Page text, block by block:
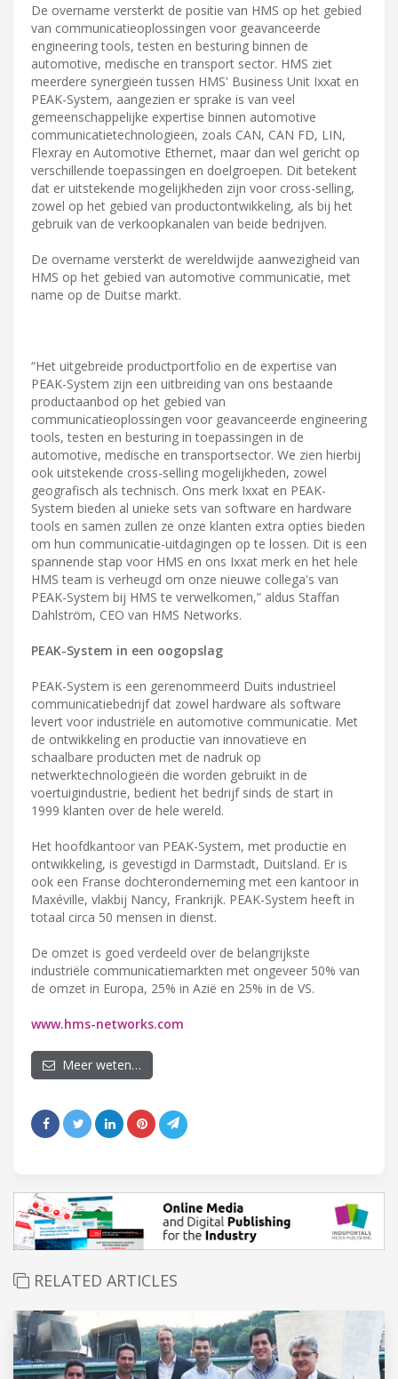
De overname versterkt de positie van HMS op het gebied
van communicatieoplossingen voor geavanceerde
engineering tools, testen en besturing binnen de
automotive, medische en transport sector. HMS ziet
meerdere synergieën tussen HMS' Business Unit Ixxat en
PEAK-System, aangezien er sprake is van veel
gemeenschappelijke expertise binnen automotive
communicatietechnologieën, zoals CAN, CAN FD, LIN,
Flexray en Automotive Ethernet, maar dan wel gericht op
verschillende toepassingen en doelgroepen. Dit betekent
dat er uitstekende mogelijkheden zijn voor cross-selling,
zowel op het gebied van productontwikkeling, als bij het
gebruik van de verkoopkanalen van beide bedrijven.
De overname versterkt de wereldwijde aanwezigheid van
HMS op het gebied van automotive communicatie, met
name op de Duitse markt.
“Het uitgebreide productportfolio en de expertise van
PEAK-System zijn een uitbreiding van ons bestaande
productaanbod op het gebied van
communicatieoplossingen voor geavanceerde engineering
tools, testen en besturing in toepassingen in de
automotive, medische en transportsector. We zien hierbij
ook uitstekende cross-selling mogelijkheden, zowel
geografisch als technisch. Ons merk Ixxat en PEAK-
System bieden al unieke sets van software en hardware
tools en samen zullen ze onze klanten extra opties bieden
om hun communicatie-uitdagingen op te lossen. Dit is een
spannende stap voor HMS en ons Ixxat merk en het hele
HMS team is verheugd om onze nieuwe collega's van
PEAK-System bij HMS te verwelkomen,” aldus Staffan
Dahlström, CEO van HMS Networks.
PEAK-System in een oogopslag
PEAK-System is een gerenommeerd Duits industrieel
communicatiebedrijf dat zowel hardware als software
levert voor industriële en automotive communicatie. Met
de ontwikkeling en productie van innovatieve en
schaalbare producten met de nadruk op
netwerktechnologieën die worden gebruikt in de
voertuigindustrie, bedient het bedrijf sinds de start in
1999 klanten over de hele wereld.
Het hoofdkantoor van PEAK-System, met productie en
ontwikkeling, is gevestigd in Darmstadt, Duitsland. Er is
ook een Franse dochteronderneming met een kantoor in
Maxéville, vlakbij Nancy, Frankrijk. PEAK-System heeft in
totaal circa 50 mensen in dienst.
De omzet is goed verdeeld over de belangrijkste
industriële communicatiemarkten met ongeveer 50% van
de omzet in Europa, 25% in Azië en 25% in de VS.
www.hms-networks.com
Meer weten…
RELATED ARTICLES